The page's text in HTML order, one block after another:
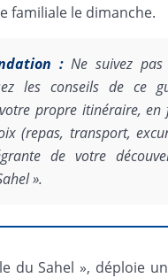
familiale le dimanche.
:Ne suivez pas
les conseils de ce
propre itinéraire, en
(repas, transport,
de votre
».
du Sahel », déploie